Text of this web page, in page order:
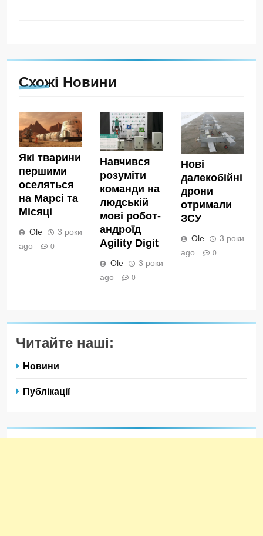
Схожі Новини
Які тварини
першими
оселяться
на Марсі та
Місяці
Ole
3 роки
ago
0
Навчився
розуміти
команди на
людській
мові робот-
андроїд
Agility Digit
Ole
3 роки
ago
0
Нові
далекобійні
дрони
отримали
ЗСУ
Ole
3 роки
ago
0
Читайте наші:
Новини
Публікації